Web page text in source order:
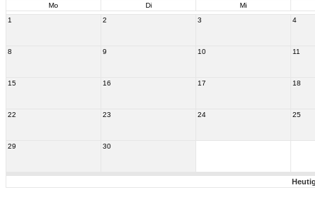
Mo Di
Mi
1
2 3 4
8 9 10 11
15 16 17 18
22 23 24 25
29 30